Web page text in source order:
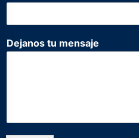
s
j
e
Dejanos tu mensaje